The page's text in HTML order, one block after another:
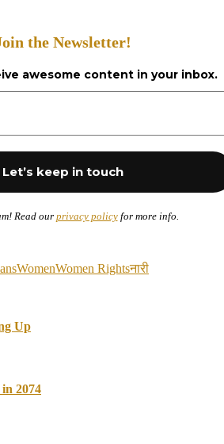
the Newsletter!
awesome content in your inbox.
Read our privacy policyfor more info.
WomenWomen Rightsनारी
Up
2074